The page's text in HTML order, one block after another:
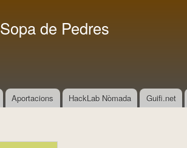
Sopa de Pedres
Aportacions HackLab Nòmada Guifi.net